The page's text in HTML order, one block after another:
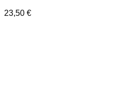
23,50 €